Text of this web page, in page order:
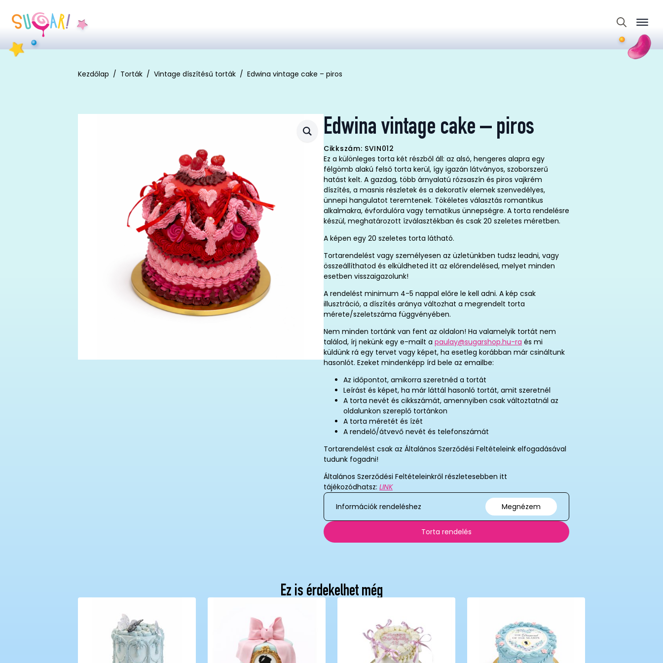
for:
Kezdőlap Torták Vintage díszítésű torták Edwina vintage cake – piros
Edwina vintage cake – piros
Cikkszám: SVIN012
Ez a különleges torta két részből áll: az alsó, hengeres alapra egy
félgömb alakú felső torta kerül, így igazán látványos, szoborszerű
hatást kelt. A gazdag, több árnyalatú rózsaszín és piros vajkrém
díszítés, a masnis részletek és a dekoratív elemek szenvedélyes,
ünnepi hangulatot teremtenek. Tökéletes választás romantikus
alkalmakra, évfordulóra vagy tematikus ünnepségre. A torta rendelésre
készül, meghatározott ízválasztékban és csak 20 szeletes méretben.
A képen egy 20 szeletes torta látható.
Tortarendelést vagy személyesen az üzletünkben tudsz leadni, vagy
összeállíthatod és elküldheted itt az előrendelésed, melyet minden
esetben visszaigazolunk!
A rendelést minimum 4-5 nappal előre le kell adni. A kép csak
illusztráció, a díszítés aránya változhat a megrendelt torta
mérete/szeletszáma függvényében.
Nem minden tortánk van fent az oldalon! Ha valamelyik tortát nem
találod, írj nekünk egy e-mailt a paulay@sugarshop.hu-ra és mi
küldünk rá egy tervet vagy képet, ha esetleg korábban már csináltunk
hasonlót. Ezeket mindenképp írd bele az emailbe:
Az időpontot, amikorra szeretnéd a tortát
Leírást és képet, ha már láttál hasonló tortát, amit szeretnél
A torta nevét és cikkszámát, amennyiben csak változtatnál az
oldalunkon szereplő tortánkon
A torta méretét és ízét
A rendelő/átvevő nevét és telefonszámát
Tortarendelést csak az Általános Szerződési Feltételeink elfogadásával
tudunk fogadni!
Általános Szerződési Feltételeinkről részletesebben itt
tájékozódhatsz: LINK
Információk rendeléshez
Megnézem
Torta rendelés
Ez is érdekelhet még